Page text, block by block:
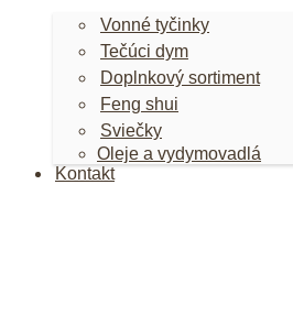
Vonné tyčinky
Tečúci dym
Doplnkový sortiment
Feng shui
Sviečky
Oleje a vydymovadlá
Kontakt